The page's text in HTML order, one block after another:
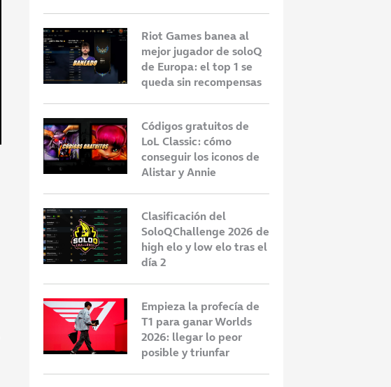
Riot Games banea al
mejor jugador de soloQ
de Europa: el top 1 se
queda sin recompensas
Códigos gratuitos de
LoL Classic: cómo
conseguir los iconos de
Alistar y Annie
Clasificación del
SoloQChallenge 2026 de
high elo y low elo tras el
día 2
Empieza la profecía de
T1 para ganar Worlds
2026: llegar lo peor
posible y triunfar